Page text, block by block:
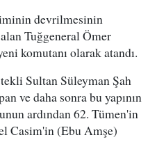
devrilmesinin
Tuğgeneral Ömer
komutanı olarak atandı.
Sultan Süleyman Şah
ve daha sonra bu yapının
ardından 62. Tümen'in
Casim'in (Ebu Amşe)